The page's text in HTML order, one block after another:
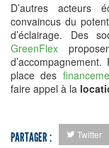
D’autres acteurs
convaincus du
d’éclairage. Des
GreenFlex
place des
faire appel à la
PARTAGER : Twitter